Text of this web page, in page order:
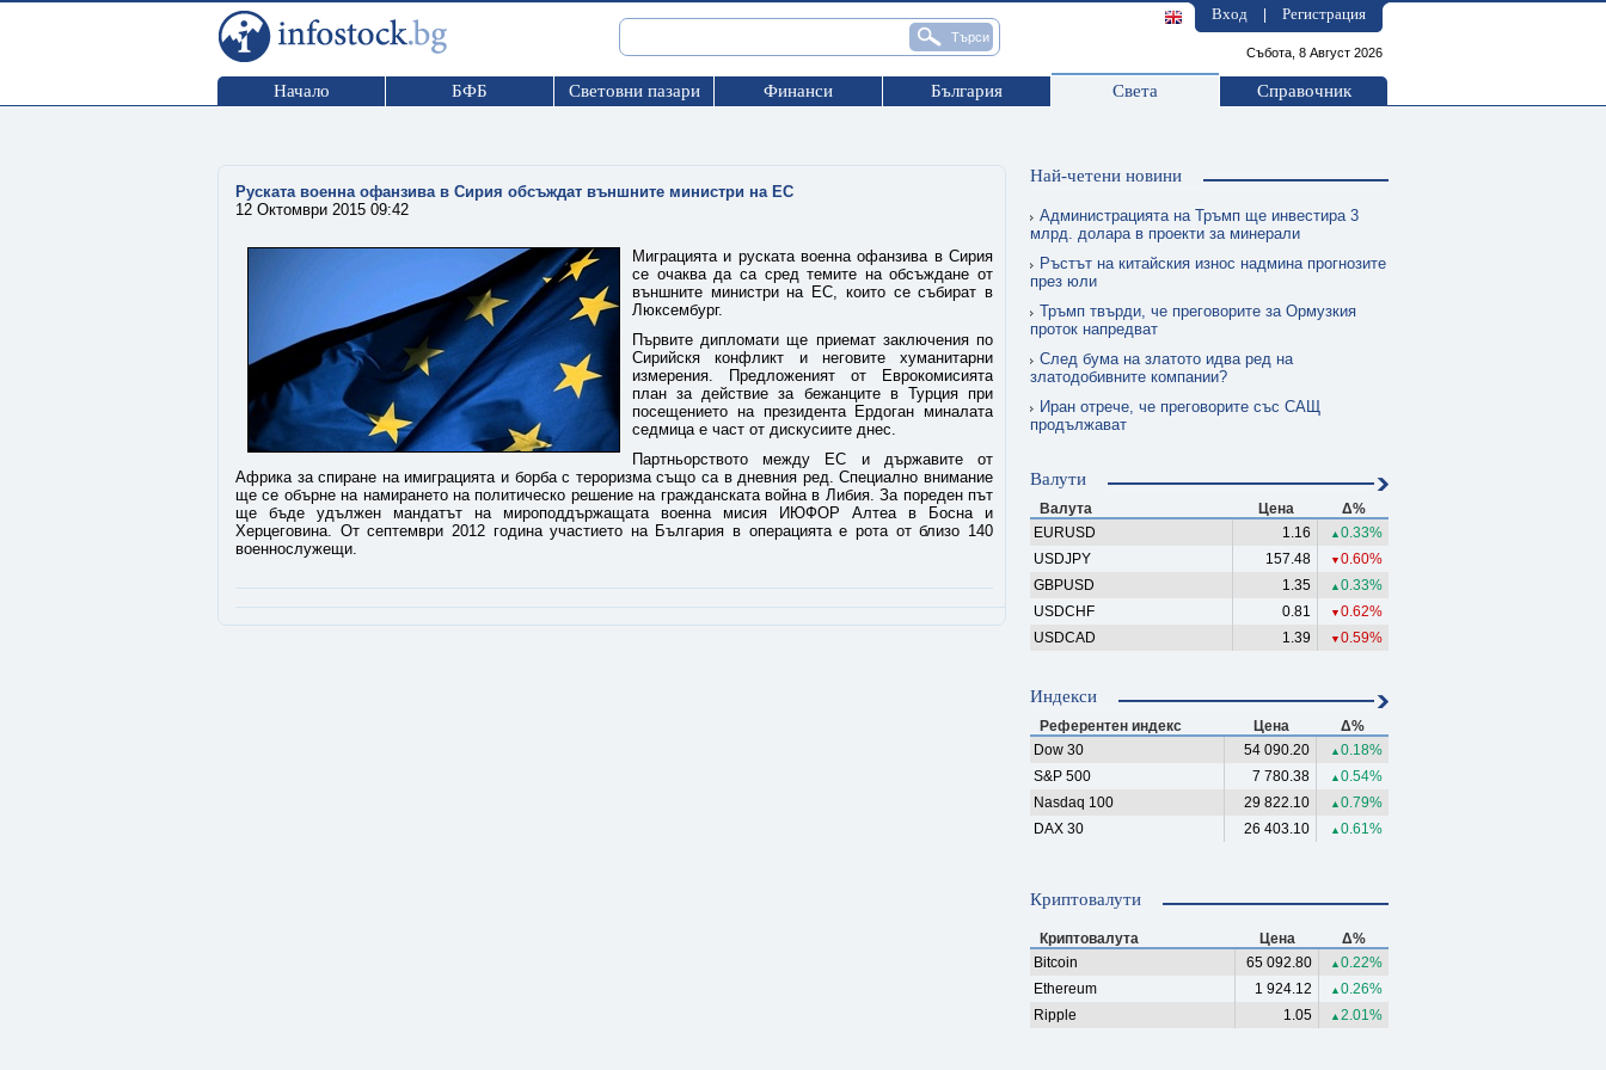
Вход Регистрация
Събота, 8 Август 2026
Начало БФБ Световни пазари Финанси България Света Справочник
Руската военна офанзива в Сирия обсъждат външните министри на ЕС
12 Октомври 2015 09:42
Миграцията и руската военна офанзива в Сирия
се очаква да са сред темите на обсъждане от
външните министри на ЕС, които се събират в
Люксембург.
Първите дипломати ще приемат заключения по
Сирийскя конфликт и неговите хуманитарни
измерения. Предложеният от Еврокомисията
план за действие за бежанците в Турция при
посещението на президента Ердоган миналата
седмица е част от дискусиите днес.
Партньорството между ЕС и държавите от
Африка за спиране на имиграцията и борба с тероризма също са в дневния ред. Специално внимание
ще се обърне на намирането на политическо решение на гражданската война в Либия. За пореден път
ще бъде удължен мандатът на мироподдържащата военна мисия ИЮФОР Алтеа в Босна и
Херцеговина. От септември 2012 година участието на България в операцията е рота от близо 140
военнослужещи.
Най-четени новини
Администрацията на Тръмп ще инвестира 3
млрд. долара в проекти за минерали
Ръстът на китайския износ надмина прогнозите
през юли
Тръмп твърди, че преговорите за Ормузкия
проток напредват
След бума на златото идва ред на
златодобивните компании?
Иран отрече, че преговорите със САЩ
продължават
Валути
Валута Цена
Δ%
EURUSD
1.16 ▲ 0.33%
USDJPY
157.48 ▼ 0.60%
GBPUSD
1.35 ▲ 0.33%
USDCHF
0.81 ▼ 0.62%
USDCAD
1.39 ▼ 0.59%
Индекси
Референтен индекс Цена
Δ%
Dow 30
54 090.20 ▲ 0.18%
S&P 500
7 780.38 ▲ 0.54%
Nasdaq 100
29 822.10 ▲ 0.79%
DAX 30
26 403.10 ▲ 0.61%
Криптовалути
Криптовалута Цена
Δ%
Bitcoin
65 092.80 ▲ 0.22%
Ethereum
1 924.12 ▲ 0.26%
Ripple
1.05 ▲ 2.01%